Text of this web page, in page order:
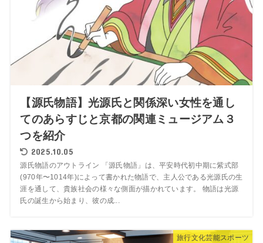
【源氏物語】光源氏と関係深い女性を通し
てのあらすじと京都の関連ミュージアム３
つを紹介
2025.10.05
源氏物語のアウトライン 「源氏物語」は、平安時代初中期に紫式部
(970年〜1014年)によって書かれた物語で、主人公である光源氏の生
涯を通して、貴族社会の様々な側面が描かれています。 物語は光源
氏の誕生から始まり、彼の成...
旅行文化芸能スポーツ